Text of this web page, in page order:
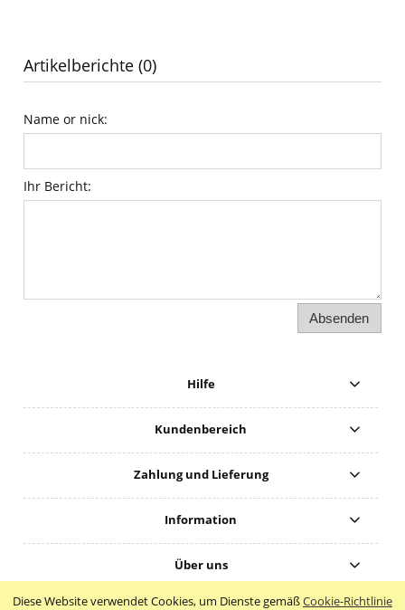
Diese Website verwendet Cookies, um Dienste gemäßCookie-Richtlinie
Artikelberichte (0)
Name or nick:
Ihr Bericht:
Absenden
Hilfe
Kundenbereich
Zahlung und Lieferung
Information
Über uns